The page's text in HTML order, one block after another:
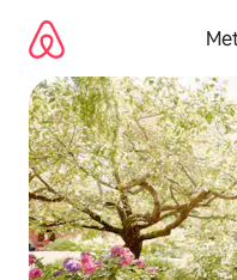
directement
contenu